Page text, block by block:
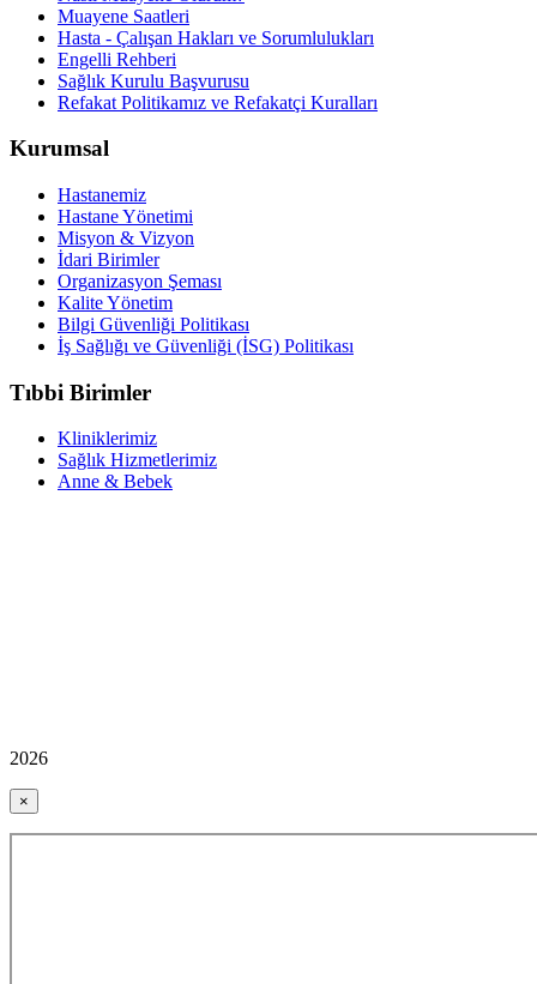
Muayene Saatleri
Hasta - Çalışan Hakları ve Sorumlulukları
Engelli Rehberi
Sağlık Kurulu Başvurusu
Refakat Politikamız ve Refakatçi Kuralları
Kurumsal
Hastanemiz
Hastane Yönetimi
Misyon & Vizyon
İdari Birimler
Organizasyon Şeması
Kalite Yönetim
Bilgi Güvenliği Politikası
İş Sağlığı ve Güvenliği (İSG) Politikası
Tıbbi Birimler
Kliniklerimiz
Sağlık Hizmetlerimiz
Anne & Bebek
2026
×